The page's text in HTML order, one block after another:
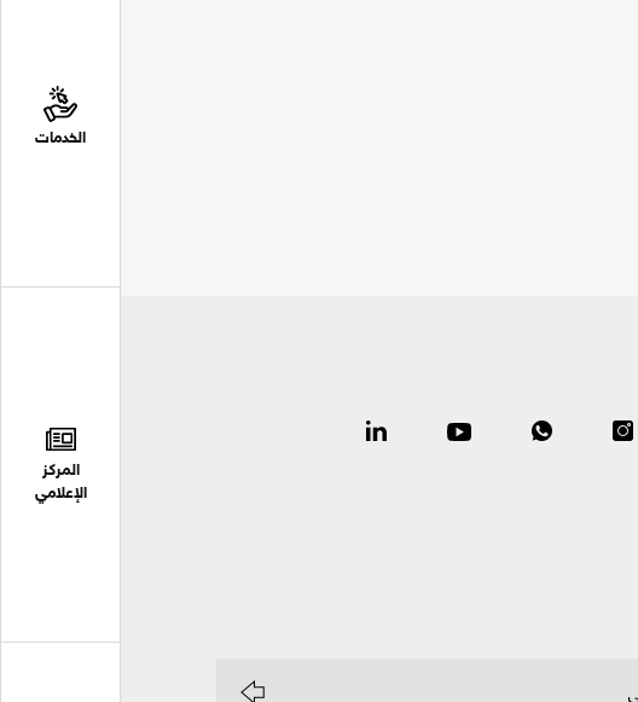
الخدمات
المركز
الإعلامي